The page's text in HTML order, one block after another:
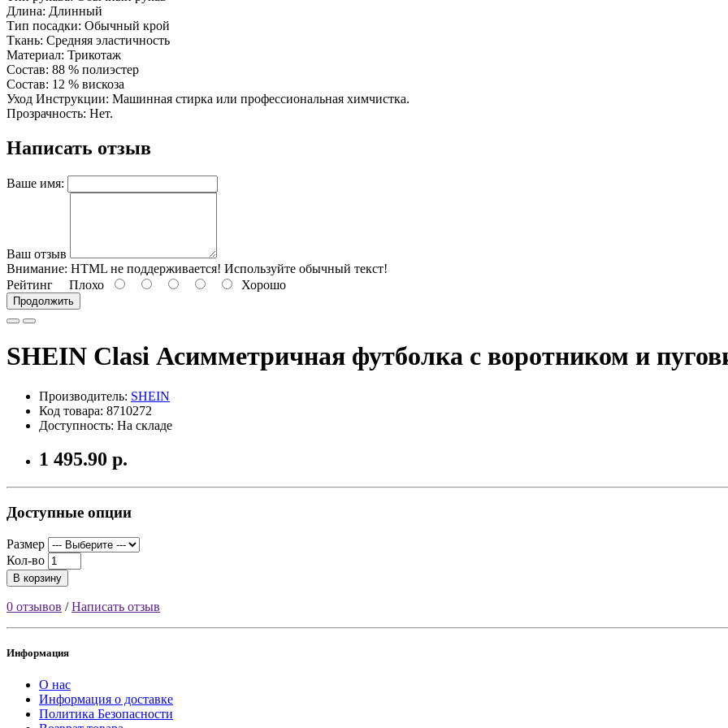
Длина: Длинный
Тип посадки: Обычный крой
Ткань: Средняя эластичность
Материал: Трикотаж
Состав: 88 % полиэстер
Состав: 12 % вискоза
Уход Инструкции: Машинная стирка или профессиональная химчистка.
Прозрачность: Нет.
Написать отзыв
Ваше имя:
Ваш отзыв
Внимание: HTML не поддерживается! Используйте обычный текст!
Рейтинг Плохо Хорошо
Продолжить
SHEIN Clasi Асимметричная футболка с воротником и
Производитель: SHEIN
Код товара: 8710272
Доступность: На складе
1 495.90 р.
Доступные опции
Размер
Кол-во
В корзину
0 отзывов /Написать отзыв
Информация
О нас
Информация о доставке
Политика Безопасности